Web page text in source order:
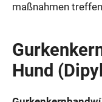
maß­nah­men
Hund